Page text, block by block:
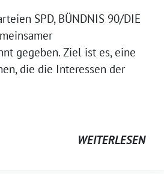
SPD, BÜNDNIS 90/DIE
gegeben. Ziel ist es, eine
die die Interessen der
WEITERLESEN